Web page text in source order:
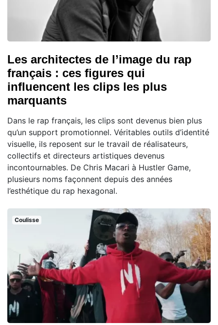
Les architectes de l’image du rap
français : ces figures qui
influencent les clips les plus
marquants
Dans le rap français, les clips sont devenus bien plus
qu’un support promotionnel. Véritables outils d’identité
visuelle, ils reposent sur le travail de réalisateurs,
collectifs et directeurs artistiques devenus
incontournables. De Chris Macari à Hustler Game,
plusieurs noms façonnent depuis des années
l’esthétique du rap hexagonal.
Coulisse